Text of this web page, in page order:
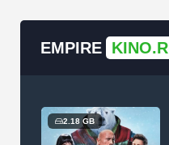
EMPIRE
2.18 GB